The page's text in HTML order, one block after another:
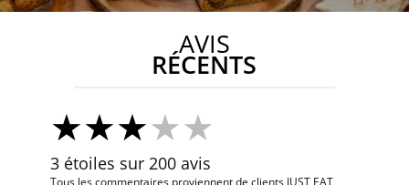
AVIS
RÉCENTS
3 étoiles sur 200 avis
Tous les commentaires proviennent de clients JUST EAT